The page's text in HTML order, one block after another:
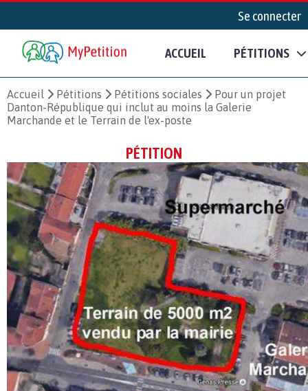
Se connecter
ACCUEIL PÉTITIONS
Accueil Pétitions Pétitions sociales
Pour un projet
Danton-République qui inclut au moins la Galerie
Marchande et le Terrain de l'ex-poste
PÉTITION